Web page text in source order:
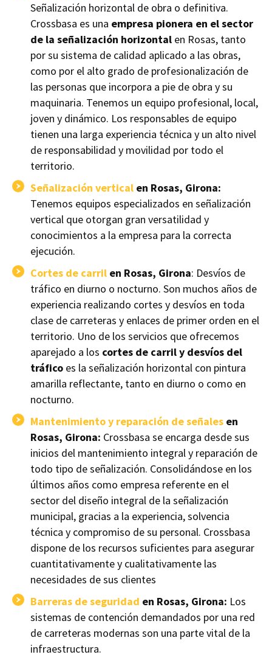
Señalización horizontal de obra o definitiva.
Crossbasa es una empresa pionera en el sector
de la señalización horizontal en Rosas, tanto
por su sistema de calidad aplicado a las obras,
como por el alto grado de profesionalización de
las personas que incorpora a pie de obra y su
maquinaria. Tenemos un equipo profesional, local,
joven y dinámico. Los responsables de equipo
tienen una larga experiencia técnica y un alto nivel
de responsabilidad y movilidad por todo el
territorio.
Señalización vertical en Rosas, Girona:
Tenemos equipos especializados en señalización
vertical que otorgan gran versatilidad y
conocimientos a la empresa para la correcta
ejecución.
Cortes de carril en Rosas, Girona: Desvíos de
tráfico en diurno o nocturno. Son muchos años de
experiencia realizando cortes y desvíos en toda
clase de carreteras y enlaces de primer orden en el
territorio. Uno de los servicios que ofrecemos
aparejado a los cortes de carril y desvíos del
tráfico es la señalización horizontal con pintura
amarilla reflectante, tanto en diurno o como en
nocturno.
Mantenimiento y reparación de señales en
Rosas, Girona: Crossbasa se encarga desde sus
inicios del mantenimiento integral y reparación de
todo tipo de señalización. Consolidándose en los
últimos años como empresa referente en el
sector del diseño integral de la señalización
municipal, gracias a la experiencia, solvencia
técnica y compromiso de su personal. Crossbasa
dispone de los recursos suficientes para asegurar
cuantitativamente y cualitativamente las
necesidades de sus clientes
Barreras de seguridad en Rosas, Girona: Los
sistemas de contención demandados por una red
de carreteras modernas son una parte vital de la
infraestructura.